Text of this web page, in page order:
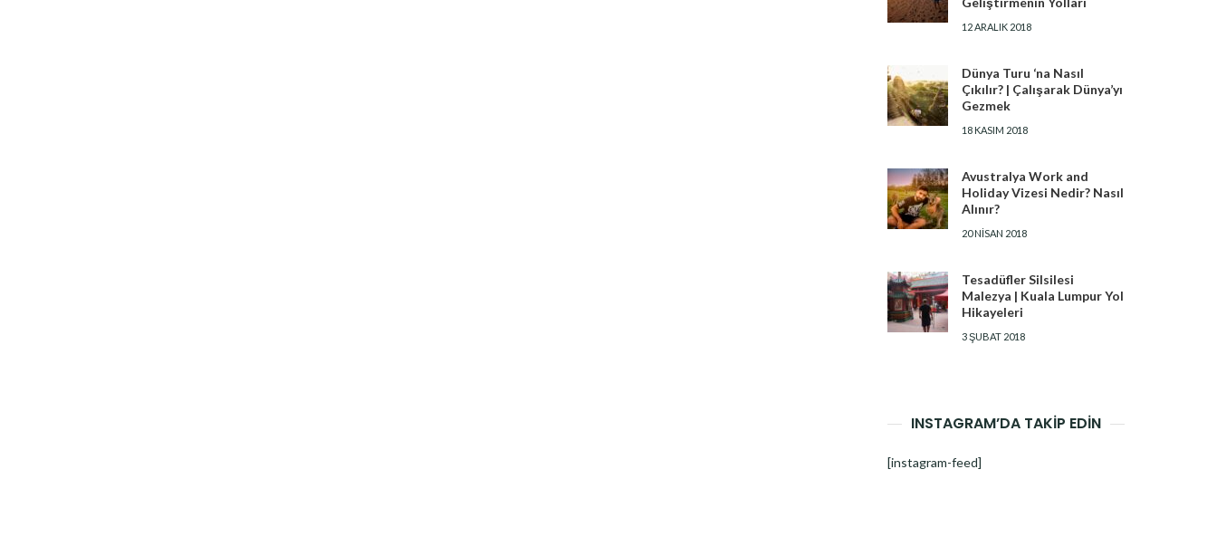
12 ARALIK 2018
Dünya Turu ‘na Nasıl
Çıkılır? | Çalışarak Dünya’yı
Gezmek
18 KASIM 2018
Avustralya Work and
Holiday Vizesi Nedir? Nasıl
Alınır?
20 NISAN 2018
Tesadüfler Silsilesi
Malezya | Kuala Lumpur Yol
Hikayeleri
3 ŞUBAT 2018
INSTAGRAM’DA TAKİP EDİN
[instagram-feed]